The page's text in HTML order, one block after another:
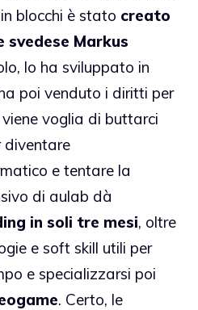
blocchi è stato creato
Markus
lo ha sviluppato in
poi venduto i diritti per
voglia di buttarci
diventare
e tentare la
di aulab dà
in soli tre mesi, oltre
e soft skill utili per
e specializzarsi poi
. Certo, le